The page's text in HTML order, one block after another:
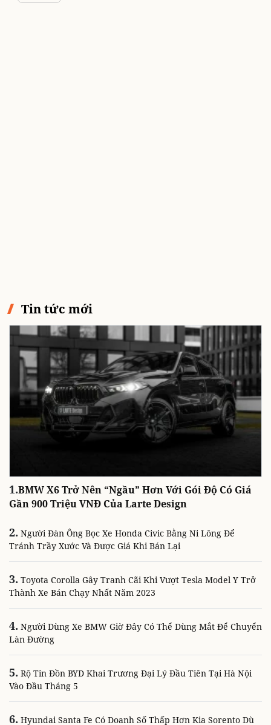
Tin tức mới
1.BMW X6 Trở Nên “ngầu” Hơn Với Gói Độ Có Giá
Gần 900 Triệu VNĐ Của Larte Design
2. Người Đàn Ông Bọc Xe Honda Civic Bằng Ni Lông Để
Tránh Trầy Xước Và Được Giá Khi Bán Lại
3. Toyota Corolla Gây Tranh Cãi Khi Vượt Tesla Model Y Trở
Thành Xe Bán Chạy Nhất Năm 2023
4. Người Dùng Xe BMW Giờ Đây Có Thể Dùng Mắt Để Chuyển
Làn Đường
5. Rộ Tin Đồn BYD Khai Trương Đại Lý Đầu Tiên Tại Hà Nội
Vào Đầu Tháng 5
6. Hyundai Santa Fe Có Doanh Số Thấp Hơn Kia Sorento Dù